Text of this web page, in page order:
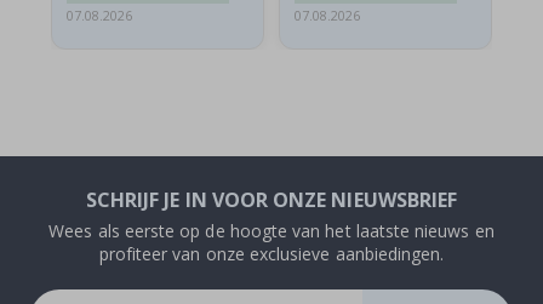
07.08.2026
07.08.2026
SCHRIJF JE IN VOOR ONZE NIEUWSBRIEF
Wees als eerste op de hoogte van het laatste nieuws en
profiteer van onze exclusieve aanbiedingen.